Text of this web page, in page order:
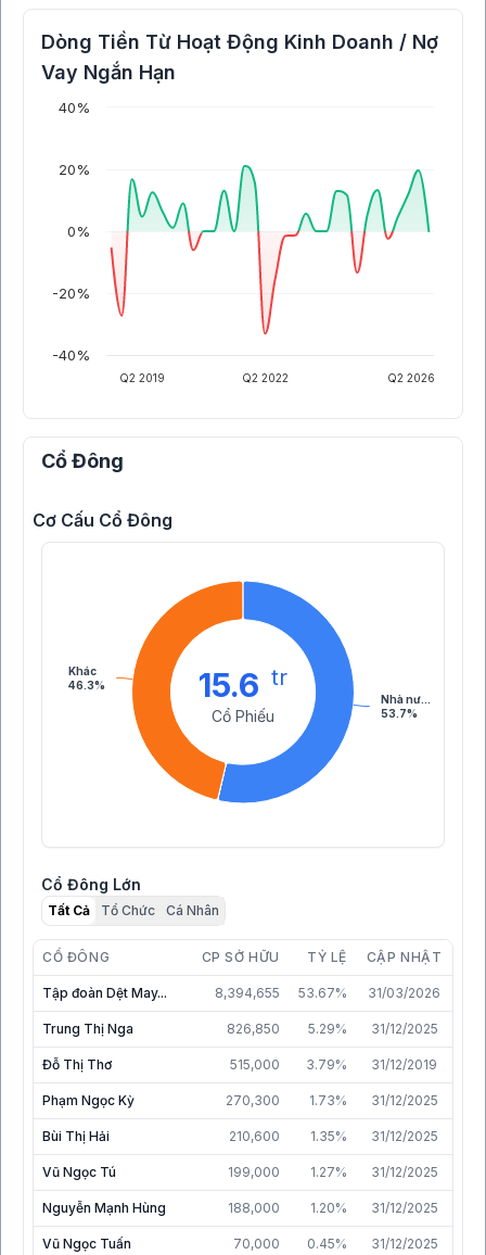
Dòng Tiền Từ Hoạt Động Kinh Doanh / Nợ
Vay Ngắn Hạn
Q2 2019 Q2 2022 Q2 2026
-40%
-20%
0%
20%
40%
Cổ Đông
Cơ Cấu Cổ Đông
Nhà nư…
53.7%
Khác
46.3%
15.6 tr
Cổ Phiếu
Cổ Đông Lớn
Tất Cả Tổ Chức Cá Nhân
CỔ ĐÔNG CP SỞ HỮU TỶ LỆ CẬP NHẬT
Tập đoàn Dệt May... 8,394,655 53.67% 31/03/2026
Trung Thị Nga 826,850 5.29% 31/12/2025
Đỗ Thị Thơ 515,000 3.79% 31/12/2019
Phạm Ngọc Kỳ 270,300 1.73% 31/12/2025
Bùi Thị Hải 210,600 1.35% 31/12/2025
Vũ Ngọc Tú 199,000 1.27% 31/12/2025
Nguyễn Mạnh Hùng 188,000 1.20% 31/12/2025
Vũ Ngọc Tuấn 70,000 0.45% 31/12/2025